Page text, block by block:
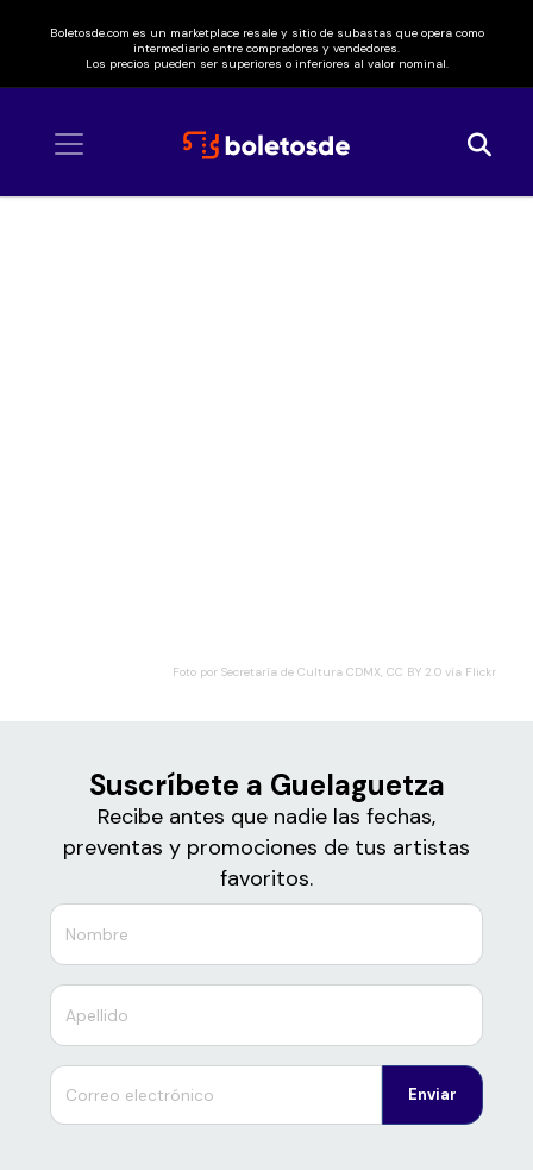
Boletosde.com es un marketplace resale y sitio de subastas que opera como
intermediario entre compradores y vendedores.
Los precios pueden ser superiores o inferiores al valor nominal.
Foto por Secretaría de Cultura CDMX, CC BY 2.0 vía Flickr
Suscríbete a Guelaguetza
Recibe antes que nadie las fechas,
preventas y promociones de tus artistas
favoritos.
Enviar